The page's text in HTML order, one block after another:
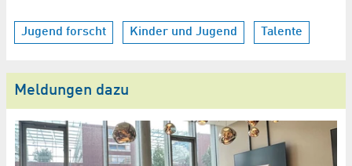
Jugend forscht Kinder und Jugend Talente
Meldungen dazu